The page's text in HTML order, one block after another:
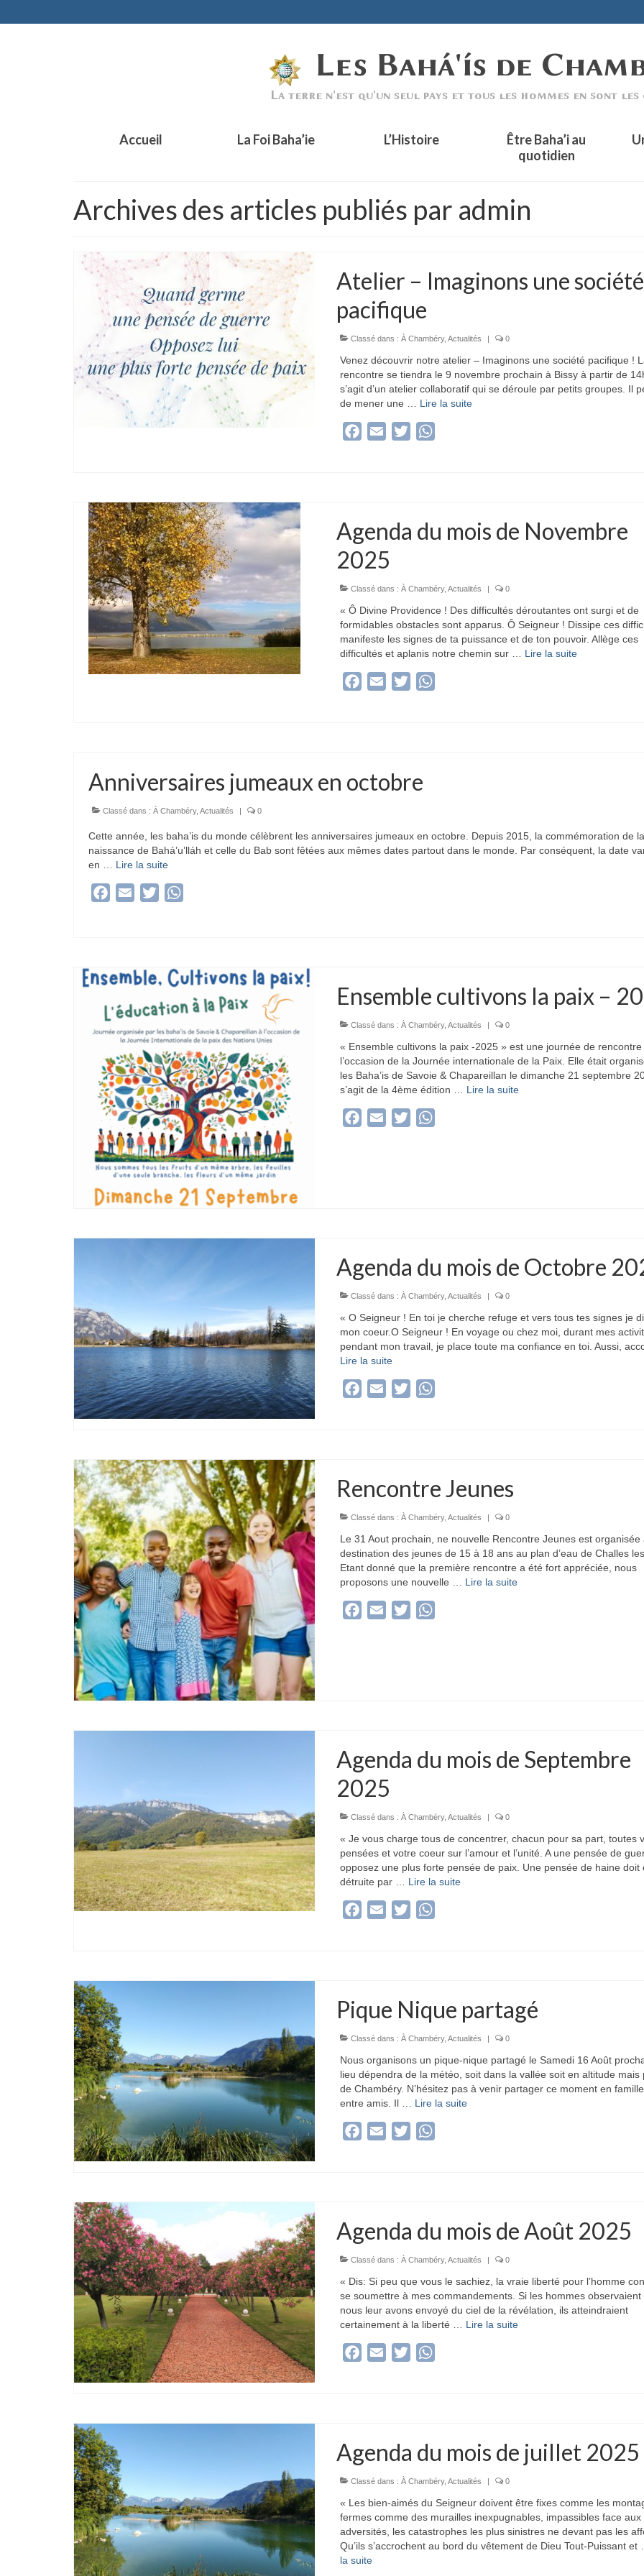
Accueil La Foi Baha’ie L’Histoire
Être Baha’i au
quotidien
Archives des articles publiés par admin
Atelier – Imaginons une société
pacifique
Classé dans : À Chambéry, Actualités | 0
Venez découvrir notre atelier – Imaginons une société pacifique !
rencontre se tiendra le 9 novembre prochain à Bissy à partir de
s’agit d’un atelier collaboratif qui se déroule par petits groupes. Il
de mener une … Lire la suite­­
Facebook
Email Twitter
Agenda du mois de Novembre
2025
Classé dans : À Chambéry, Actualités | 0
« Ô Divine Providence ! Des difficultés déroutantes ont surgi et de
formidables obstacles sont apparus. Ô Seigneur ! Dissipe ces
manifeste les signes de ta puissance et de ton pouvoir. Allège ces
difficultés et aplanis notre chemin sur … Lire la suite­­
Facebook
Email Twitter
Anniversaires jumeaux en octobre
Classé dans : À Chambéry, Actualités | 0
Cette année, les baha’is du monde célèbrent les anniversaires jumeaux en octobre. Depuis 2015, la commémoration de la
naissance de Bahá’u’lláh et celle du Bab sont fêtées aux mêmes dates partout dans le monde. Par conséquent, la date
en … Lire la suite­­
Facebook
Email Twitter
Ensemble cultivons la paix –
Classé dans : À Chambéry, Actualités | 0
« Ensemble cultivons la paix -2025 » est une journée de rencontre
l’occasion de la Journée internationale de la Paix. Elle était
les Baha’is de Savoie & Chapareillan le dimanche 21 septembre
s’agit de la 4ème édition … Lire la suite­­
Facebook
Email Twitter
Agenda du mois de Octobre
Classé dans : À Chambéry, Actualités | 0
« O Seigneur ! En toi je cherche refuge et vers tous tes signes je
mon coeur.O Seigneur ! En voyage ou chez moi, durant mes
pendant mon travail, je place toute ma confiance en toi. Aussi,
Lire la suite­­
Facebook
Email Twitter
Rencontre Jeunes
Classé dans : À Chambéry, Actualités | 0
Le 31 Aout prochain, ne nouvelle Rencontre Jeunes est organisée
destination des jeunes de 15 à 18 ans au plan d’eau de Challes
Etant donné que la première rencontre a été fort appréciée, nous
proposons une nouvelle … Lire la suite­­
Facebook
Email Twitter
Agenda du mois de Septembre
2025
Classé dans : À Chambéry, Actualités | 0
« Je vous charge tous de concentrer, chacun pour sa part, toutes
pensées et votre coeur sur l’amour et l’unité. A une pensée de
opposez une plus forte pensée de paix. Une pensée de haine doit
détruite par … Lire la suite­­
Facebook
Email Twitter
Pique Nique partagé
Classé dans : À Chambéry, Actualités | 0
Nous organisons un pique-nique partagé le Samedi 16 Août
lieu dépendra de la météo, soit dans la vallée soit en altitude mais
de Chambéry. N’hésitez pas à venir partager ce moment en
entre amis. Il … Lire la suite­­
Facebook
Email Twitter
Agenda du mois de Août 2025
Classé dans : À Chambéry, Actualités | 0
« Dis: Si peu que vous le sachiez, la vraie liberté pour l’homme
se soumettre à mes commandements. Si les hommes observaient
nous leur avons envoyé du ciel de la révélation, ils atteindraient
certainement à la liberté … Lire la suite­­
Facebook
Email Twitter
Agenda du mois de juillet 2025
Classé dans : À Chambéry, Actualités | 0
« Les bien-aimés du Seigneur doivent être fixes comme les
fermes comme des murailles inexpugnables, impassibles face aux
adversités, les catastrophes les plus sinistres ne devant pas les
Qu’ils s’accrochent au bord du vêtement de Dieu Tout-Puissant et
la suite­­